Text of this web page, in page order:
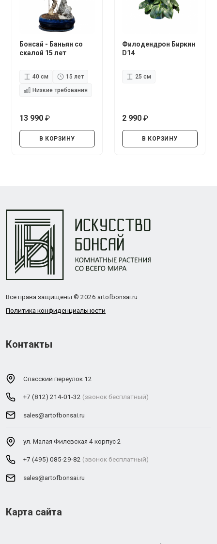
Бонсай - Баньян со
скалой 15 лет
40 см
15 лет
Низкие требования
13 990
В КОРЗИНУ
Филодендрон Биркин
D14
25 см
2 990
В КОРЗИНУ
Все права защищены © 2026 artofbonsai.ru
Политика конфиденциальности
Контакты
Спасский переулок 12
+7 (812) 214-01-32 (звонок бесплатный)
sales@artofbonsai.ru
ул. Малая Филевская 4 корпус 2
+7 (495) 085-29-82 (звонок бесплатный)
sales@artofbonsai.ru
Карта сайта